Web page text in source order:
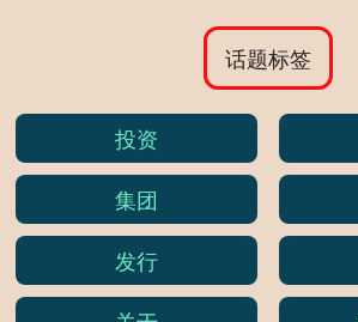
话题标签
投资
集团
发行